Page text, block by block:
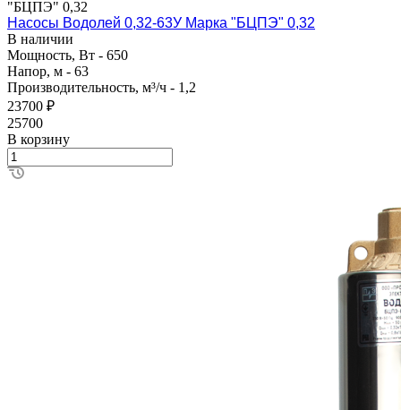
"БЦПЭ" 0,32
Насосы Водолей 0,32-63У Марка "БЦПЭ" 0,32
В наличии
Мощность, Вт - 650
Напор, м - 63
Производительность, м³/ч - 1,2
23700 ₽
25700
В корзину